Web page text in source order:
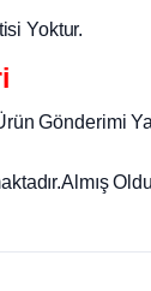
Yoktur.
Gönderimi